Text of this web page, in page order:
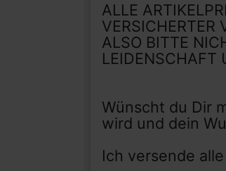
ALLE
VERSICHERTER
ALSO BITTE
LEIDENSCHAFT
Wünscht du Dir
wird und dein
Ich versende